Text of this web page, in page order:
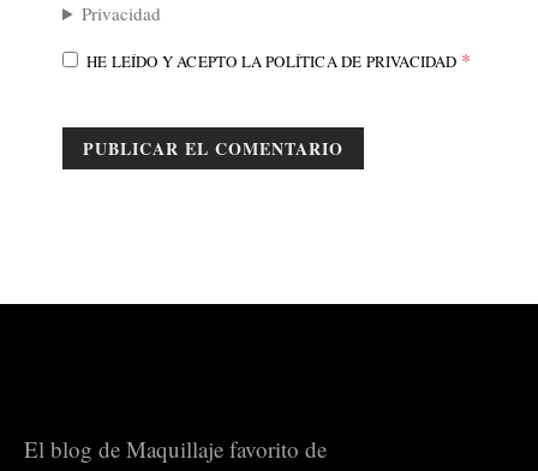
Privacidad
HE LEÍDO Y ACEPTO LAPOLÍTICA DE PRIVACIDAD *
El blog de Maquillaje favorito de